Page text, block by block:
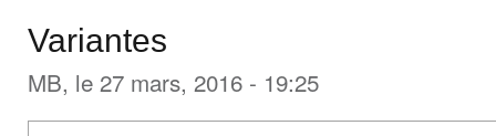
Variantes
MB, le 27 mars, 2016 - 19:25